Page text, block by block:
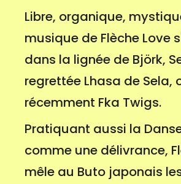
Libre, organique,
musique de Flèche Love
dans la lignée de Björk,
regrettée Lhasa de Sela,
récemment Fka Twigs.
Pratiquant aussi la
comme une délivrance,
mêle au Buto japonais